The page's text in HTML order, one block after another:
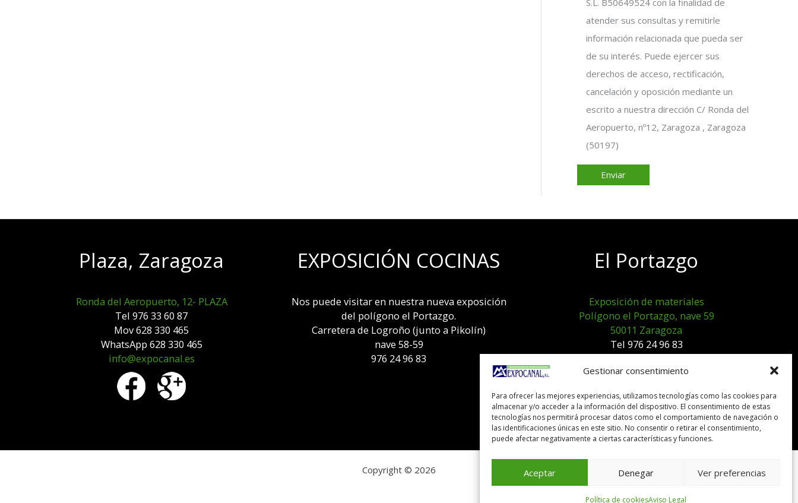
Gestionar consentimiento
Para ofrecer las mejores experiencias, utilizamos tecnologías como las cookies para
almacenar y/o acceder a la información del dispositivo. El consentimiento de estas
tecnologías nos permitirá procesar datos como el comportamiento de navegación o
las identificaciones únicas en este sitio. No consentir o retirar el consentimiento,
puede afectar negativamente a ciertas características y funciones.
Aceptar Denegar Ver preferencias
Política de cookiesAviso Legal
S.L. B50649524 con la finalidad de
atender sus consultas y remitirle
información relacionada que pueda ser
de su interés. Puede ejercer sus
derechos de acceso, rectificación,
cancelación y oposición mediante un
escrito a nuestra dirección C/ Ronda del
Aeropuerto, nº12, Zaragoza , Zaragoza
(50197)
Plaza, Zaragoza
Ronda del Aeropuerto, 12- PLAZA
Tel 976 33 60 87
Mov 628 330 465
WhatsApp 628 330 465
info@expocanal.es
EXPOSICIÓN COCINAS
Nos puede visitar en nuestra nueva exposición
del polígono el Portazgo.
Carretera de Logroño (junto a Pikolín)
nave 58-59
976 24 96 83
El Portazgo
Exposición de materiales
Polígono el Portazgo, nave 59
50011 Zaragoza
Tel 976 24 96 83
exposicion@expocanal.es
Aviso Legal
Política de cookies
Copyright © 2026